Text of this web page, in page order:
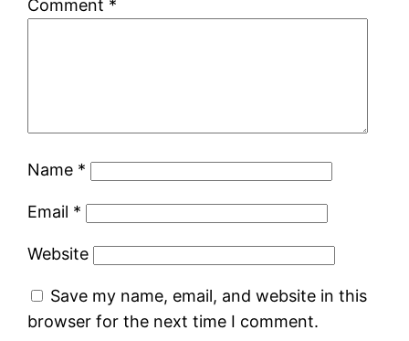
Comment *
Name *
Email *
Website
Save my name, email, and website in this
browser for the next time I comment.